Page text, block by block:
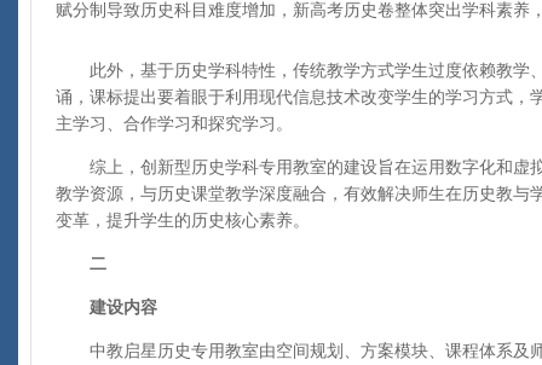
赋分制导致历史科目难度增加，新高考历史卷整体突出学科素养
此外，基于历史学科特性，传统教学方式学生过度依赖教学
诵，课标提出要着眼于利用现代信息技术改变学生的学习方式，
主学习、合作学习和探究学习。
综上，创新型历史学科专用教室的建设旨在运用数字化和虚
教学资源，与历史课堂教学深度融合，有效解决师生在历史教与
变革，提升学生的历史核心素养。
二
建设内容
中教启星历史专用教室由空间规划、方案模块、课程体系及